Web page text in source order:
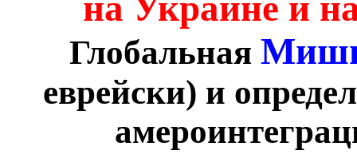
Глобальная
еврейски) и